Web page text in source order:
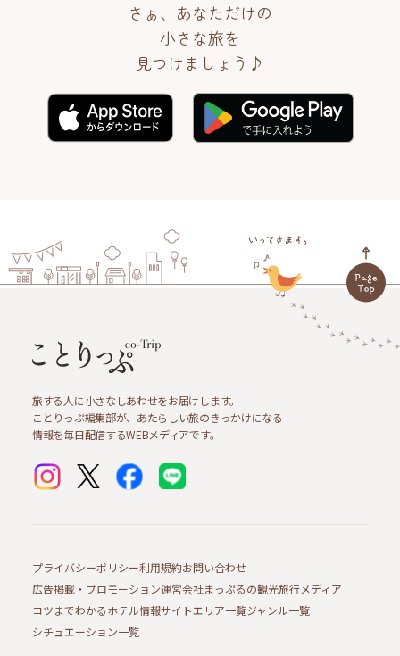
さぁ、あなただけの
小さな旅を
見つけましょう♪
旅する人に小さなしあわせをお届けします。
ことりっぷ編集部が、あたらしい旅のきっかけになる
情報を毎日配信するWEBメディアです。
プライバシーポリシー利用規約お問い合わせ
広告掲載・プロモーション運営会社まっぷるの観光旅行メディア
コツまでわかるホテル情報サイトエリア一覧ジャンル一覧
シチュエーション一覧